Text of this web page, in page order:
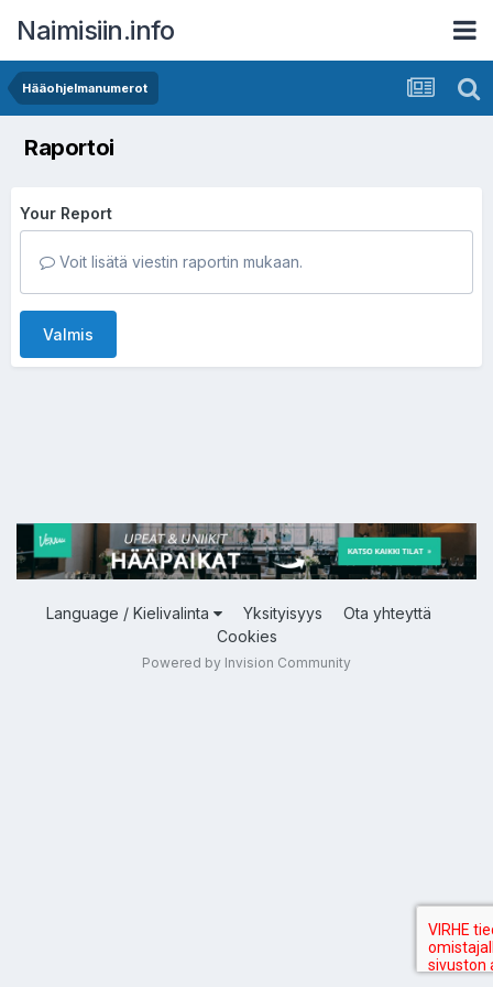
Naimisiin.info
Hääohjelmanumerot
Raportoi
Your Report
Voit lisätä viestin raportin mukaan.
Valmis
Language / Kielivalinta Yksityisyys
Ota yhteyttä
Cookies
Powered by Invision Community